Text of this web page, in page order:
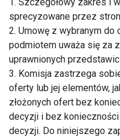
sprecyzowane przez
2. Umowę z wybranym do
podmiotem uważa się za
uprawnionych
3. Komisja zastrzega
oferty lub jej elementów,
złożonych ofert bez
decyzji i bez
decyzji. Do niniejszego